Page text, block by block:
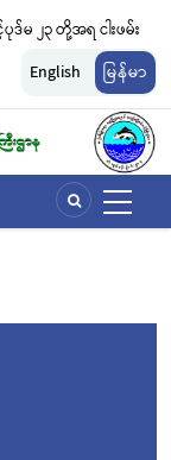
ဒ်မ ၂၃ တို့အရ ငါးဖမ်း
ောက်ပါအတိုင်း
မ
English မြန်မာ